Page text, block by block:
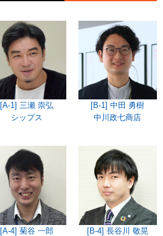
[A-1] 三瀬 崇弘
シップス
[B-1] 中田 勇樹
中川政七商店
[A-4] 菊谷 一郎
[B-4] 長谷川 敬晃